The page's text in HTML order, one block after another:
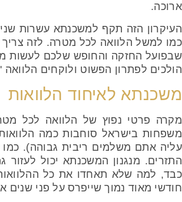
ארוכה.
העיקרון הזה תקף למשכנתא עשרות
כמו למשל הלוואה לכל מטרה. לזה צריך
שבפועל החזקה והחופש שלכם לעשות
הולכים לפתרון הפשוט ולוקחים הלוואה
משכנתא לאיחוד הלוואות
מקרה פרטי נפוץ של הלוואה לכל
משפחות בישראל סוחבות כמה
עליה אתם משלמים ריבית גבוהה). כמו
התזרים. מנגנון המשכנתא יכול
כבד, למה שלא תאחדו את כל
חודשי מאוד נמוך שייפרס על פני שנים